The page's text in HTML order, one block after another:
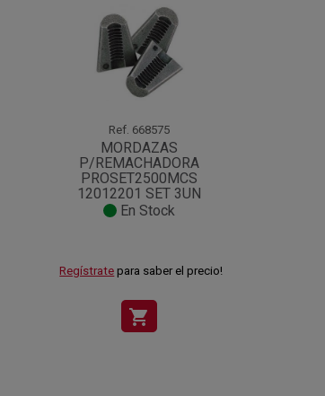
Ref. 668575
MORDAZAS
P/REMACHADORA
PROSET2500MCS
12012201 SET 3UN
En Stock
Regístrate para saber el precio!
shopping_cart